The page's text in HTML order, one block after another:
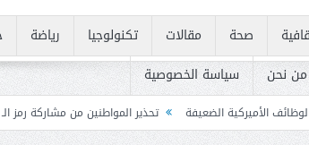
صحة مقالات تكنولوجيا رياضة
من نحن سياسة الخصوصية
تحذير المواطنين من مشاركة رمز الـ OTP كركي: